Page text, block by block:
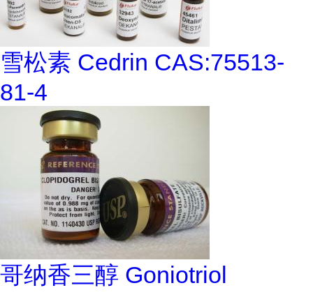
雪松素 Cedrin CAS:75513-
81-4
哥纳香三醇 Goniotriol